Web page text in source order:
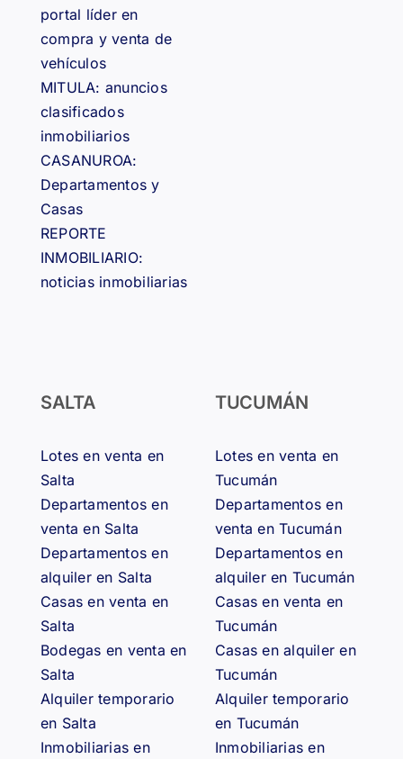
portal líder en
compra y venta de
vehículos
MITULA: anuncios
clasificados
inmobiliarios
CASANUROA:
Departamentos y
Casas
REPORTE
INMOBILIARIO:
noticias inmobiliarias
SALTA
Lotes en venta en
Salta
Departamentos en
venta en Salta
Departamentos en
alquiler en Salta
Casas en venta en
Salta
Bodegas en venta en
Salta
Alquiler temporario
en Salta
Inmobiliarias en
TUCUMÁN
Lotes en venta en
Tucumán
Departamentos en
venta en Tucumán
Departamentos en
alquiler en Tucumán
Casas en venta en
Tucumán
Casas en alquiler en
Tucumán
Alquiler temporario
en Tucumán
Inmobiliarias en